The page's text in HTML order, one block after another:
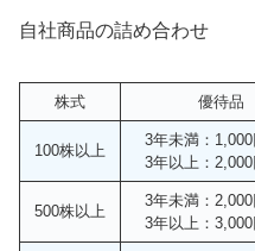
自社商品の詰め合わせ
株式 優待品
100株以上
3年未満：1,000
3年以上：2,000
500株以上
3年未満：2,000
3年以上：3,000